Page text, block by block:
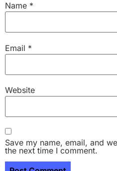
Name *
Email *
Website
Save my name, email, and
the next time I comment.